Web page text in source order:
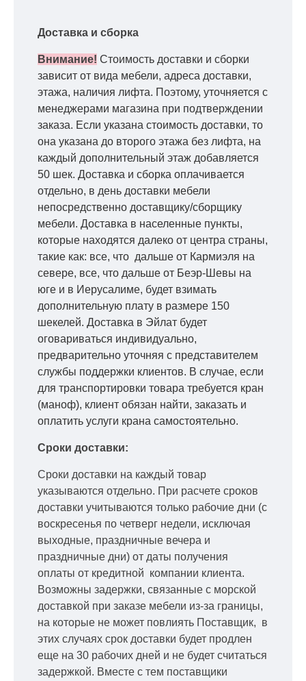
Доставка и сборка
Внимание! Стоимость доставки и сборки
зависит от вида мебели, адреса доставки,
этажа, наличия лифта. Поэтому, уточняется с
менеджерами магазина при подтверждении
заказа. Если указана стоимость доставки, то
она указана до второго этажа без лифта, на
каждый дополнительный этаж добавляется
50 шек. Доставка и сборка оплачивается
отдельно, в день доставки мебели
непосредственно доставщику/сборщику
мебели. Доставка в населенные пункты,
которые находятся далеко от центра страны,
такие как: все, что дальше от Кармиэля на
севере, все, что дальше от Беэр-Шевы на
юге и в Иерусалиме, будет взимать
дополнительную плату в размере 150
шекелей. Доставка в Эйлат будет
оговариваться индивидуально,
предварительно уточняя с представителем
службы поддержки клиентов. В случае, если
для транспортировки товара требуется кран
(маноф), клиент обязан найти, заказать и
оплатить услуги крана самостоятельно.
Сроки доставки:
Сроки доставки на каждый товар
указываются отдельно. При расчете сроков
доставки учитываются только рабочие дни (с
воскресенья по четверг недели, исключая
выходные, праздничные вечера и
праздничные дни) от даты получения
оплаты от кредитной компании клиента.
Возможны задержки, связанные с морской
доставкой при заказе мебели из-за границы,
на которые не может повлиять Поставщик, в
этих случаях срок доставки будет продлен
еще на 30 рабочих дней и не будет считаться
задержкой. Вместе с тем поставщики